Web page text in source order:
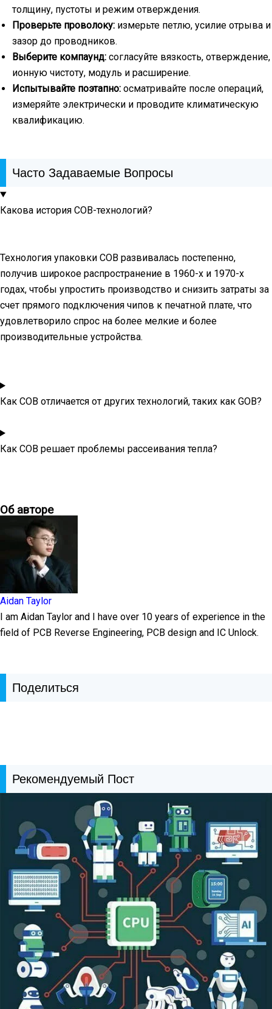
толщину, пустоты и режим отверждения.
Проверьте проволоку: измерьте петлю, усилие отрыва и
зазор до проводников.
Выберите компаунд: согласуйте вязкость, отверждение,
ионную чистоту, модуль и расширение.
Испытывайте поэтапно: осматривайте после операций,
измеряйте электрически и проводите климатическую
квалификацию.
Часто Задаваемые Вопросы
Какова история COB-технологий?
Технология упаковки COB развивалась постепенно,
получив широкое распространение в 1960-х и 1970-х
годах, чтобы упростить производство и снизить затраты за
счет прямого подключения чипов к печатной плате, что
удовлетворило спрос на более мелкие и более
производительные устройства.
Как COB отличается от других технологий, таких как GOB?
Как COB решает проблемы рассеивания тепла?
Об авторе
Aidan Taylor
I am Aidan Taylor and I have over 10 years of experience in the
field of PCB Reverse Engineering, PCB design and IC Unlock.
Поделиться
Рекомендуемый Пост